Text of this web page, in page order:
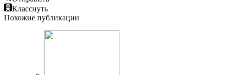
Класснуть
Похожие публикации